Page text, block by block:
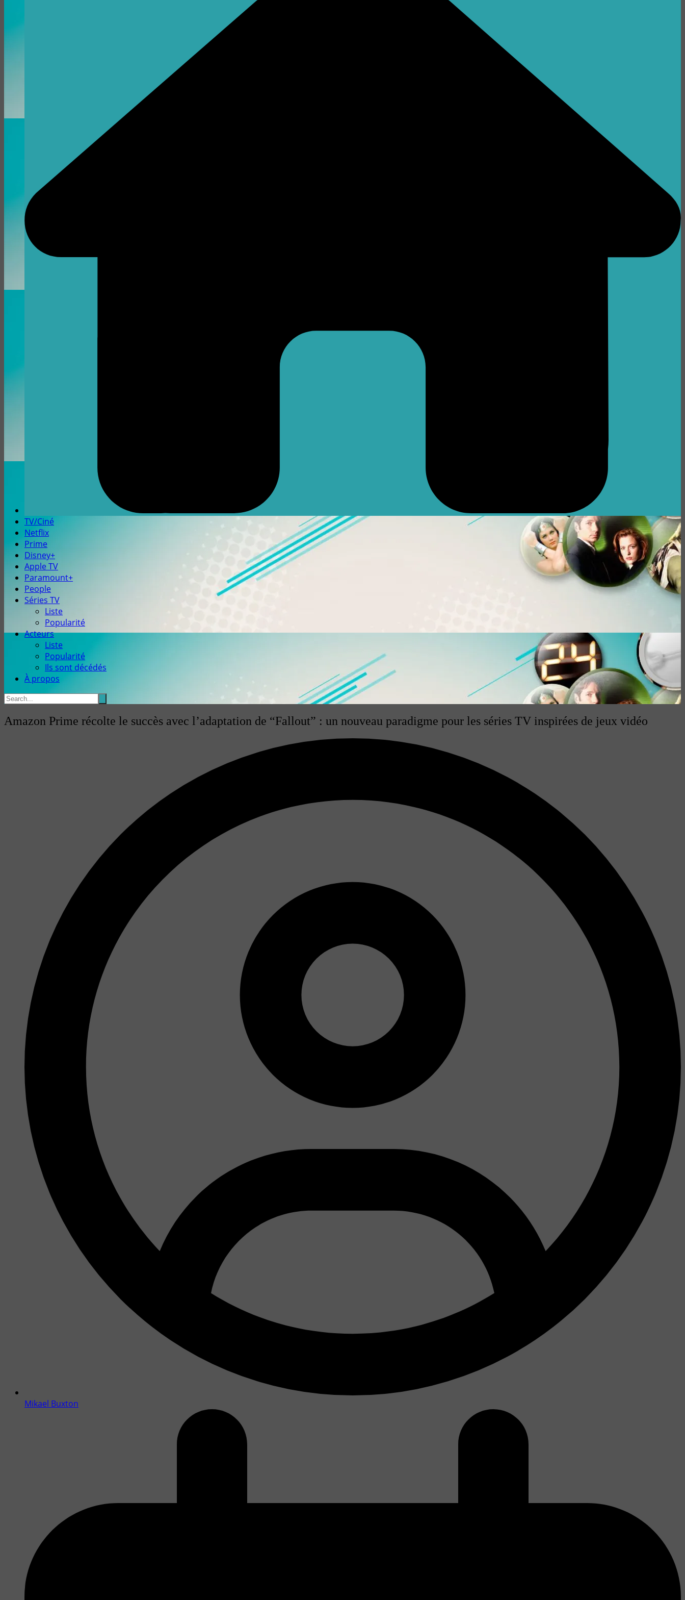
TV/Ciné
Netflix
Prime
Disney+
Apple TV
Paramount+
People
Séries TV
Liste
Popularité
Acteurs
Liste
Popularité
Ils sont décédés
À propos
Amazon Prime récolte le succès avec l’adaptation de “Fallout” : un nouveau paradigme pour les séries TV inspirées de jeux vidéo
Mikael Buxton